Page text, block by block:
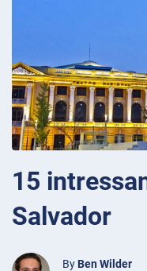
15
Salvador
By Ben Wilder